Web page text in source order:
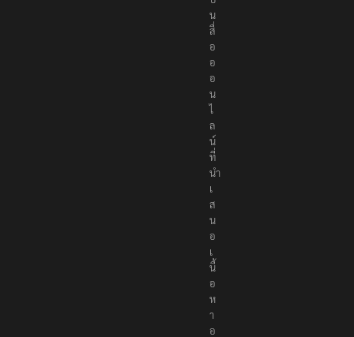
น
สื่
อ
อ
อ
น
ไ
ล
น์
ที่
นำ
เ
ส
น
อ
เ
นื้
อ
ห
า
อ